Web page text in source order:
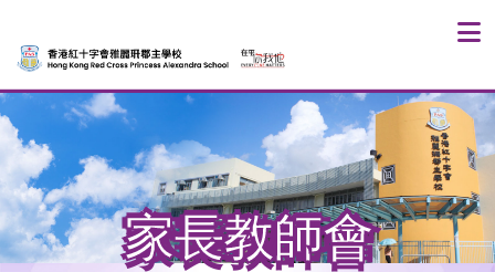
家長教師會